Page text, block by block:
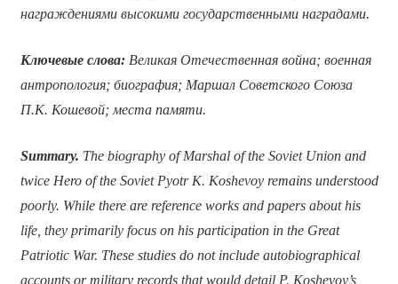
награждениями высокими государственными наградами.
Ключевые слова:Великая Отечественная война; военная
антропология; биография; Маршал Советского Союза
П.К. Кошевой; места памяти.
Summary. The biography of Marshal of the Soviet Union and
twice Hero of the Soviet Pyotr K. Koshevoy remains understood
poorly. While there are reference works and papers about his
life, they primarily focus on his participation in the Great
Patriotic War. These studies do not include autobiographical
accounts or military records that would detail P. Koshevoy’s